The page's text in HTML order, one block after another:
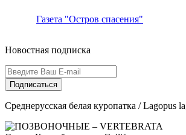
Газета "Остров спасения"
Новостная подписка
Подписаться
Среднерусская белая куропатка / Lagopus
ПОЗВОНОЧНЫЕ – VERTEBRATA